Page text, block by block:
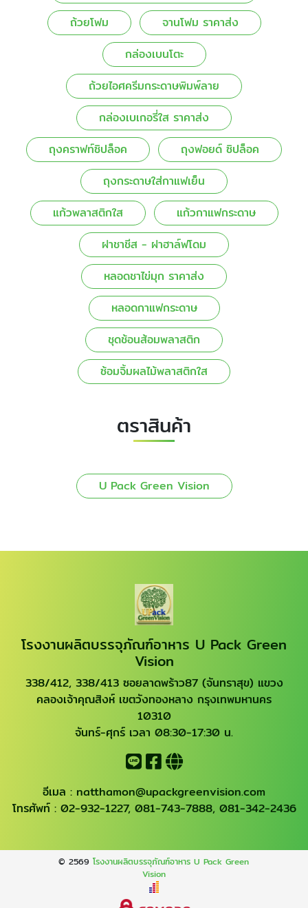
ถ้วยโฟม
จานโฟม ราคาส่ง
กล่องเบนโตะ
ถ้วยไอศครีมกระดาษพิมพ์ลาย
กล่องเบเกอรี่ใส ราคาส่ง
ถุงคราฟท์ซิปล็อค
ถุงฟอยด์ ซิปล็อค
ถุงกระดาษใส่กาแฟเย็น
แก้วพลาสติกใส
แก้วกาแฟกระดาษ
ฝาชาชีส - ฝาฮาล์ฟโดม
หลอดชาไข่มุก ราคาส่ง
หลอดกาแฟกระดาษ
ชุดช้อนส้อมพลาสติก
ซ้อมจิ้มผลไม้พลาสติกใส
ตราสินค้า
U Pack Green Vision
โรงงานผลิตบรรจุภัณฑ์อาหาร U Pack Green
Vision
338/412, 338/413 ซอยลาดพร้าว87 (จันทราสุข) แขวง
คลองเจ้าคุณสิงห์ เขตวังทองหลาง กรุงเทพมหานคร
10310
จันทร์-ศุกร์ เวลา 08:30-17:30 น.
อีเมล : natthamon@upackgreenvision.com
โทรศัพท์ : 02-932-1227, 081-743-7888, 081-342-2436
© 2569โรงงานผลิตบรรจุภัณฑ์อาหาร U Pack Green
Vision